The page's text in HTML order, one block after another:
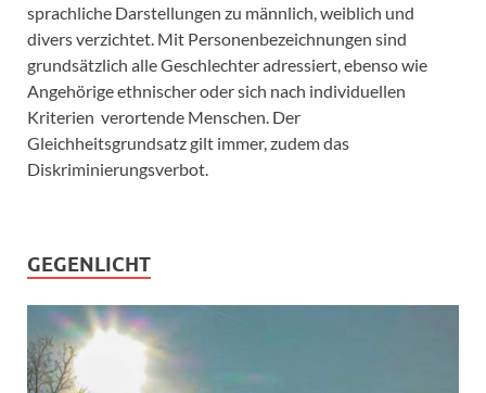
sprachliche Darstellungen zu männlich, weiblich und
divers verzichtet. Mit Personenbezeichnungen sind
grundsätzlich alle Geschlechter adressiert, ebenso wie
Angehörige ethnischer oder sich nach individuellen
Kriterien verortende Menschen. Der
Gleichheitsgrundsatz gilt immer, zudem das
Diskriminierungsverbot.
GEGENLICHT